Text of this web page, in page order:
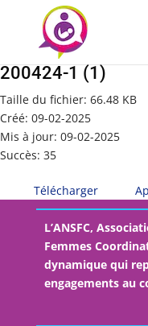
Conditions-
200424-1 (1)
Taille du fichier: 66.48 KB
Créé: 09-02-2025
Mis à jour: 09-02-2025
Succès: 35
Télécharger
L’ANSFC,
Femmes
dynamique qui
engagements au